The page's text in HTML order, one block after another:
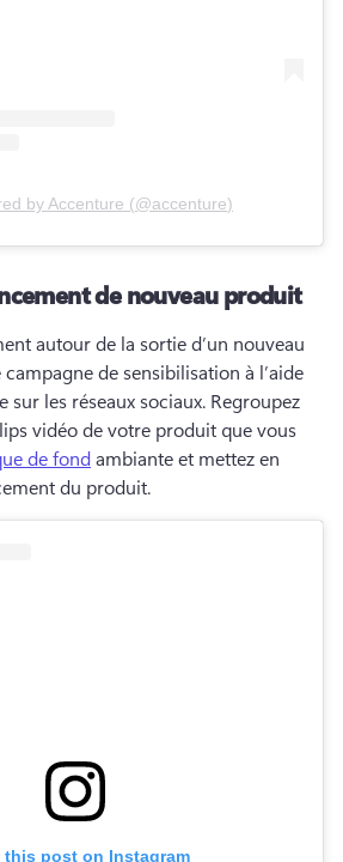
by Accenture (@accenture)
de nouveau produit
autour de la sortie d’un nouveau
de sensibilisation à l’aide
sur les réseaux sociaux. Regroupez
vidéo de votre produit que vous
de fond ambiante et mettez en
du produit.
this post on Instagram